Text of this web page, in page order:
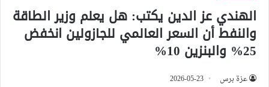
الهندي عز الدين يكتب: هل يعلم وزير الطاقة
والنفط أن السعر العالمي للجازولين انخفض
25% والبنزين 10%
عزة برس 2026-05-23